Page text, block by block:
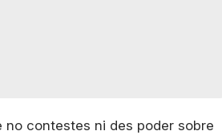
contestes ni des poder sobre